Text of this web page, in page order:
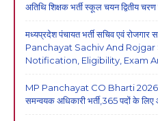
अतिथि शिक्षक भर्ती स्कूल चयन द्वितीय
मध्यप्रदेश पंचायत भर्ती सचिव एवं
Panchayat Sachiv And Rojgar
Notification, Eligibility, Exam
MP Panchayat CO Bharti 2026
समन्वयक अधिकारी भर्ती,365 पदों के